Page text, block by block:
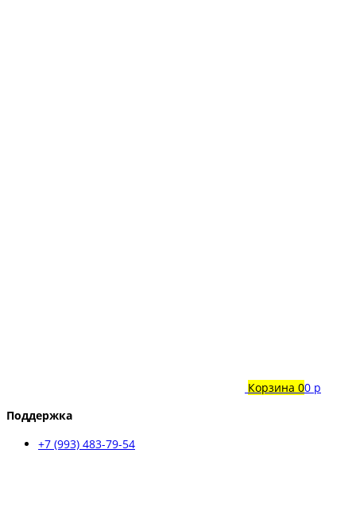
Корзина 00 р
Поддержка
+7 (993) 483-79-54